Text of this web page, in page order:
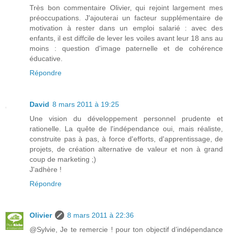
Très bon commentaire Olivier, qui rejoint largement mes
préoccupations. J'ajouterai un facteur supplémentaire de
motivation à rester dans un emploi salarié : avec des
enfants, il est diffcile de lever les voiles avant leur 18 ans au
moins : question d'image paternelle et de cohérence
éducative.
Répondre
David 8 mars 2011 à 19:25
Une vision du développement personnel prudente et
rationelle. La quête de l'indépendance oui, mais réaliste,
construite pas à pas, à force d'efforts, d'apprentissage, de
projets, de création alternative de valeur et non à grand
coup de marketing ;)
J'adhère !
Répondre
Olivier
8 mars 2011 à 22:36
@Sylvie, Je te remercie ! pour ton objectif d’indépendance